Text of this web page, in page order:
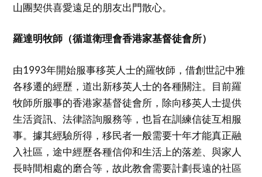
山團契供喜愛遠足的朋友出門散心。
羅達明牧師（循道衛理會香港家基督徒會所）
由1993年開始服事移英人士的羅牧師，借創世記中雅
各移遷的經歷，道出新移英人士的各種關注。目前羅
牧師所服事的香港家基督徒會所，除向移英人士提供
生活資訊、法律諮詢服務等，也旨在訓練信徒互相服
事。據其經驗所得，移民者一般需要十年才能真正融
入社區，途中經歷各種信仰和生活上的落差、與家人
長時間相處的磨合等，故此教會需要計劃長遠的社區